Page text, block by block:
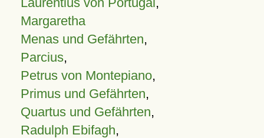
Margaretha
Menas und Gefährten,
Parcius,
Petrus von Montepiano,
Primus und Gefährten,
Quartus und Gefährten,
Radulph Ebifagh,